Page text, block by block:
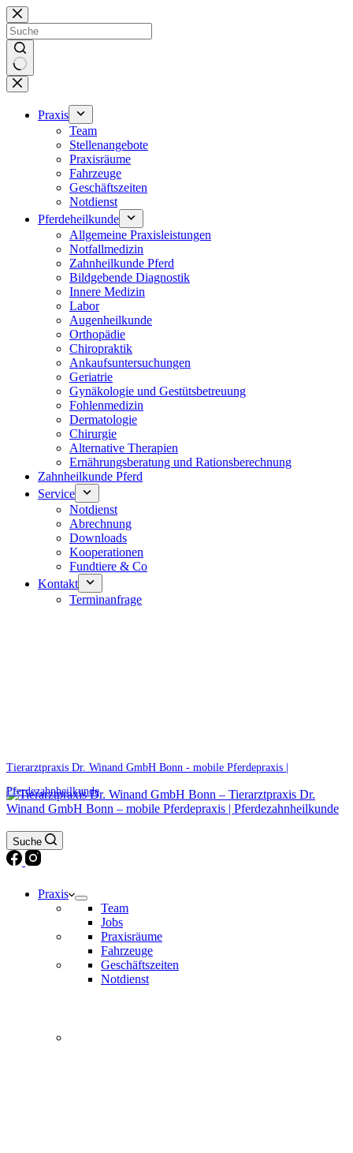
Zum
Inhalt
springen
Keine
Ergebnisse
Praxis
Team
Stellenangebote
Praxisräume
Fahrzeuge
Geschäftszeiten
Notdienst
Pferdeheilkunde
Allgemeine Praxisleistungen
Notfallmedizin
Zahnheilkunde Pferd
Bildgebende Diagnostik
Innere Medizin
Labor
Augenheilkunde
Orthopädie
Chiropraktik
Ankaufsuntersuchungen
Geriatrie
Gynäkologie und Gestütsbetreuung
Fohlenmedizin
Dermatologie
Chirurgie
Alternative Therapien
Ernährungsberatung und Rationsberechnung
Zahnheilkunde Pferd
Service
Notdienst
Abrechnung
Downloads
Kooperationen
Fundtiere & Co
Kontakt
Terminanfrage
Tierarztpraxis Dr. Winand GmbH Bonn - mobile Pferdepraxis |
Pferdezahnheilkunde
Suche
Praxis
Team
Jobs
Praxisräume
Fahrzeuge
Geschäftszeiten
Notdienst